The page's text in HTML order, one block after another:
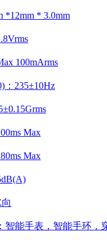
关系
育
*12mm * 3.0mm
100mArms
：235±10Hz
Max
Max
智能手表，智能手环，